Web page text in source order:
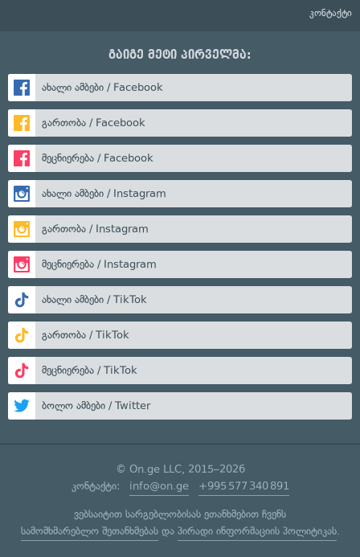
კონტაქტი
გაიგე მეტი პირველმა:
ახალი ამბები / Facebook
გართობა / Facebook
მეცნიერება / Facebook
ახალი ამბები / Instagram
გართობა / Instagram
მეცნიერება / Instagram
ახალი ამბები / TikTok
გართობა / TikTok
მეცნიერება / TikTok
ბოლო ამბები / Twitter
© On.ge LLC, 2015–2026
კონტაქტი: info@on.ge +995 577 340 891
ვებსაიტით სარგებლობისას ეთანხმებით ჩვენს
სამომხმარებლო შეთანხმებასდა პირადი ინფორმაციის პოლიტიკას.